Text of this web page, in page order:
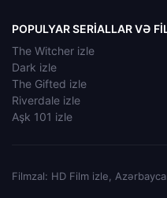
POPULYAR SERIALLAR VƏ
The Witcher izle
Dark izle
The Gifted izle
Riverdale izle
Aşk 101 izle
Filmzal: HD Film izle,